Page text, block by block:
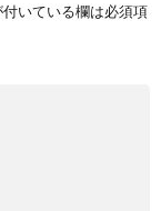
付いている欄は必須項